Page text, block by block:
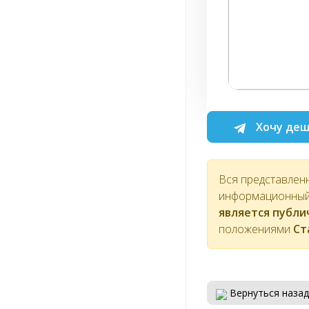
Хочу
Вся
является
положениями
Вернуться назад